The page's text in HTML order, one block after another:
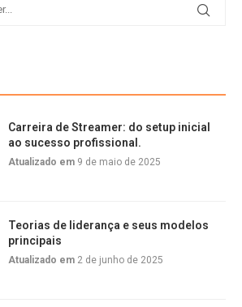
Carreira de Streamer: do setup inicial
ao sucesso profissional.
Atualizado em 9 de maio de 2025
Teorias de liderança e seus modelos
principais
Atualizado em 2 de junho de 2025